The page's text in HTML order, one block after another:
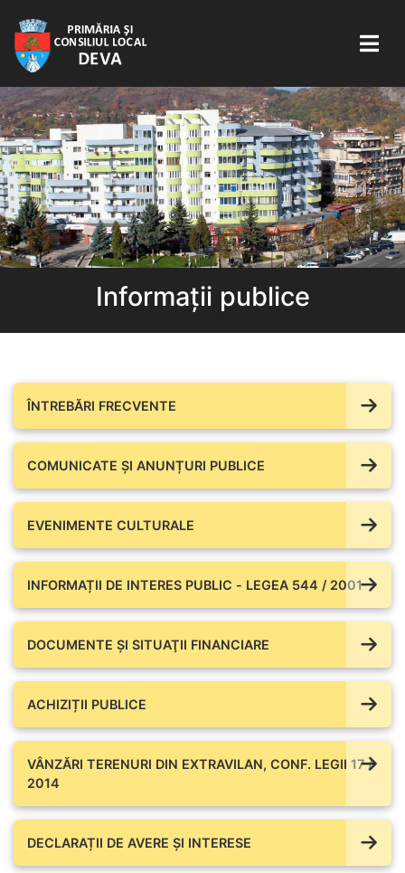
Informații publice
ÎNTREBĂRI FRECVENTE
COMUNICATE ŞI ANUNȚURI PUBLICE
EVENIMENTE CULTURALE
INFORMAȚII DE INTERES PUBLIC - LEGEA 544 / 2001
DOCUMENTE ŞI SITUAŢII FINANCIARE
ACHIZIȚII PUBLICE
VÂNZĂRI TERENURI DIN EXTRAVILAN, CONF. LEGII 17 /
2014
DECLARAȚII DE AVERE ŞI INTERESE